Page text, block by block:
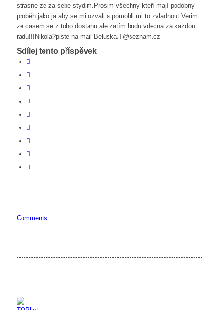
strasne ze za sebe stydim.Prosim všechny kteří mají podobny
proběh jako ja aby se mi ozvali a pomohli mi to zvladnout.Verim
ze casem se z toho dostanu ale zatím budu vdecna za kazdou
radu!!!Nikola?piste na mail Beluska.T@seznam.cz
Sdílej tento příspěvek
Comments